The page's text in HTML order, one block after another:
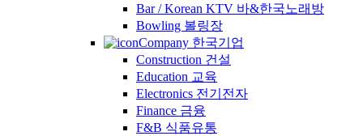
Bar / Korean KTV 바&한국노래방
Bowling 볼링장
Company 한국기업
Construction 건설
Education 교육
Electronics 전기전자
Finance 금융
F&B 식품유통